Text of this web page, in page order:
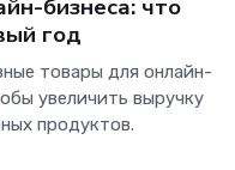
бизнеса: что
год
товары для онлайн-
увеличить выручку
продуктов.